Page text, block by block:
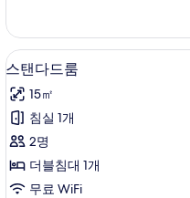
두
보
기
1
개
(Heritage)
세
히
보
기
스
탠
다
드
룸
사
12
스탠다드룸
15㎡
침실 1개
2명
더블침대 1개
무료 WiFi